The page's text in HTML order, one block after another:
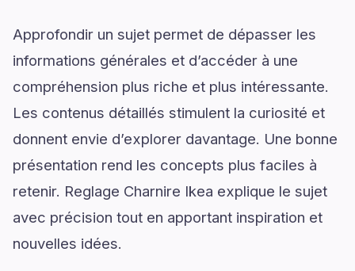
Approfondir un sujet permet de dépasser les
informations générales et d’accéder à une
compréhension plus riche et plus intéressante.
Les contenus détaillés stimulent la curiosité et
donnent envie d’explorer davantage. Une bonne
présentation rend les concepts plus faciles à
retenir. Reglage Charnire Ikea explique le sujet
avec précision tout en apportant inspiration et
nouvelles idées.